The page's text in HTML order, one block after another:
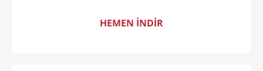
HEMEN İNDİR